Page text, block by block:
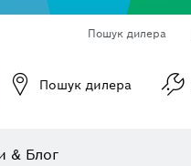
Пошук дилера
Пошук дилера
& Блог